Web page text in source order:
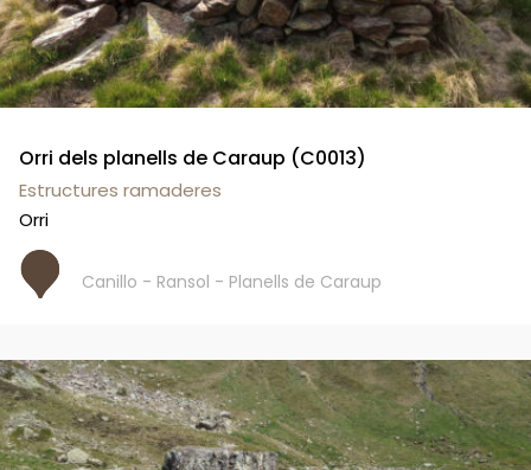
Orri dels planells de Caraup (C0013)
Estructures ramaderes
Orri
Canillo - Ransol - Planells de Caraup